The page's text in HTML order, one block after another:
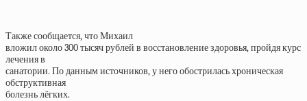
Также сообщается, что Михаил
вложил около 300 тысяч рублей в восстановление здоровья, пройдя курс
лечения в
санатории. По данным источников, у него обострилась хроническая
обструктивная
болезнь лёгких.